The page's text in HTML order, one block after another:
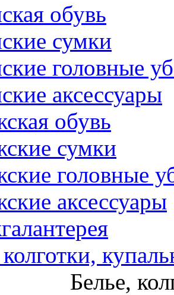
обувь
сумки
головные
аксессуары
обувь
сумки
головные
аксессуары
Белье,